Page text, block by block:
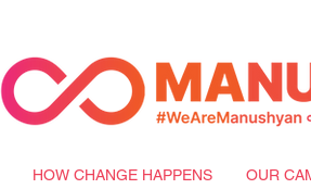
HOW CHANGE HAPPENS OUR